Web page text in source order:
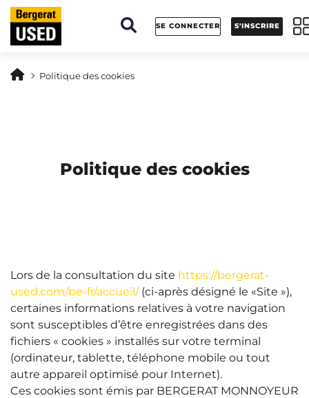
SE CONNECTER S'INSCRIRE
Politique des cookies
Politique des cookies
Lors de la consultation du site https://bergerat-
used.com/be-fr/accueil/(ci-après désigné le «Site »),
certaines informations relatives à votre navigation
sont susceptibles d’être enregistrées dans des
fichiers « cookies » installés sur votre terminal
(ordinateur, tablette, téléphone mobile ou tout
autre appareil optimisé pour Internet).
Ces cookies sont émis par BERGERAT MONNOYEUR
Panneau de gestion des cookies